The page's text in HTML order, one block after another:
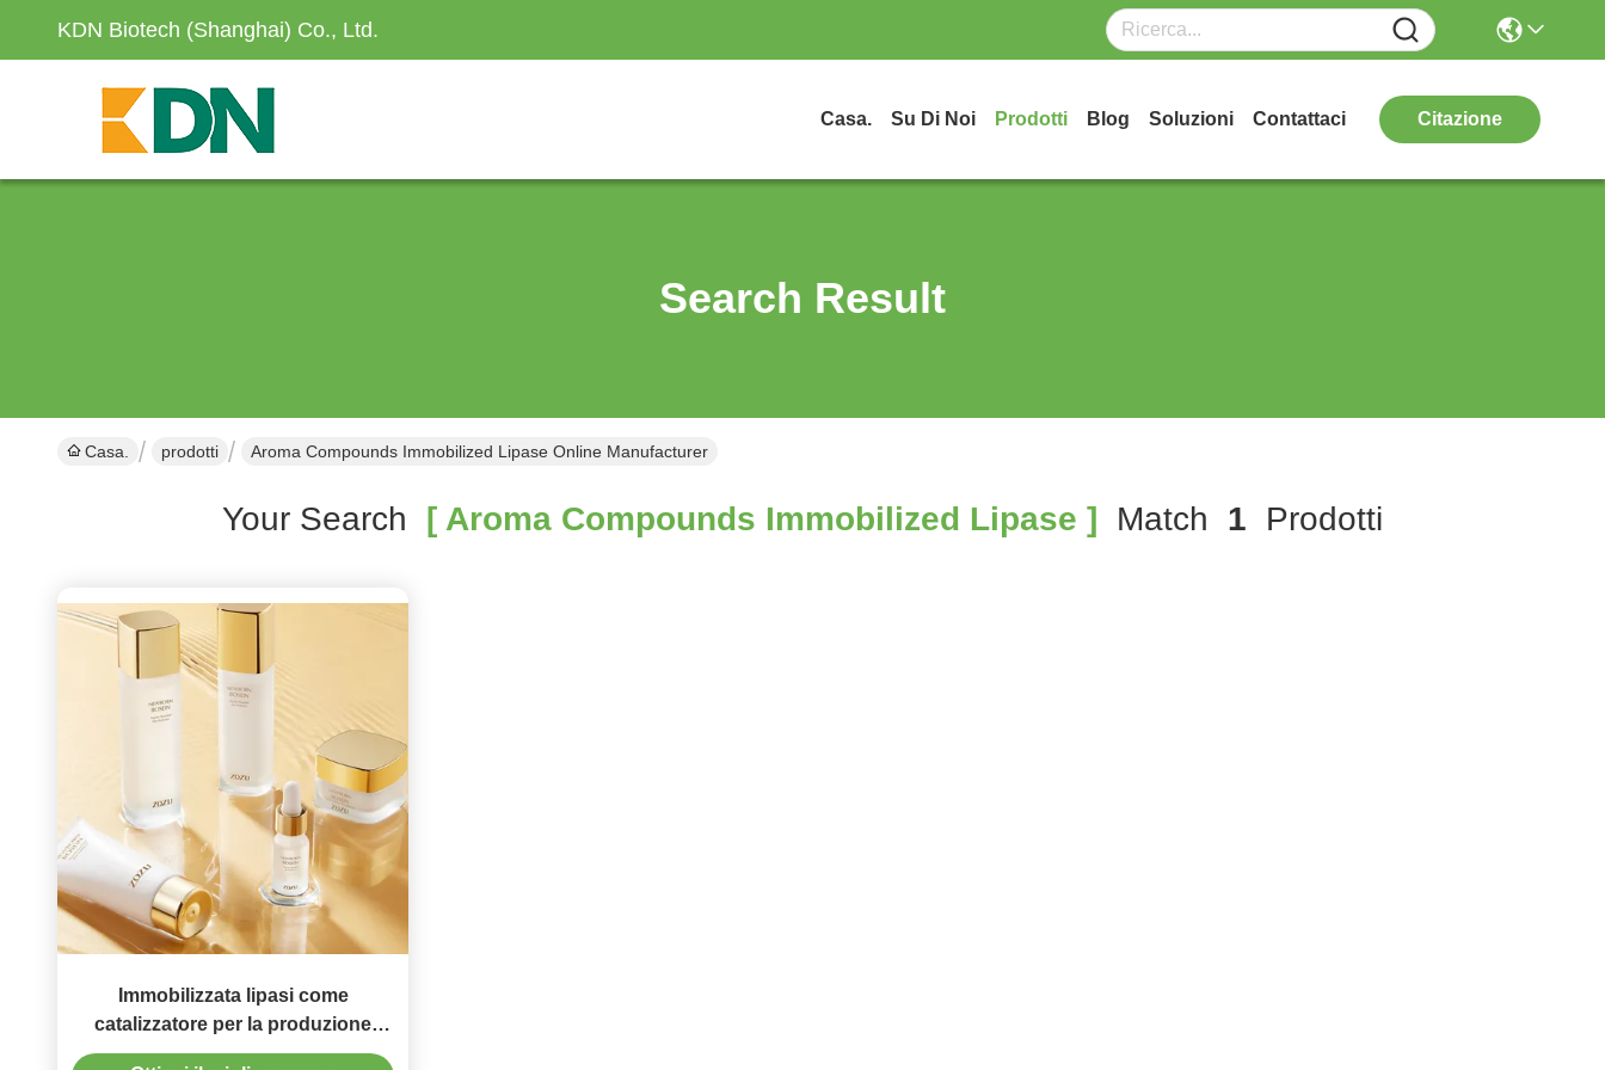
KDN Biotech (Shanghai) Co., Ltd.
Casa. Su Di Noi Prodotti Blog Soluzioni Contattaci Citazione
Search Result
Casa. prodotti Aroma Compounds Immobilized Lipase Online Manufacturer
Your Search [ Aroma Compounds Immobilized Lipase ] Match 1 Prodotti
Immobilizzata lipasi come
catalizzatore per la produzione
industriale di vari esteri